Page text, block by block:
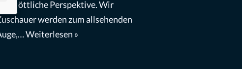
eine göttliche Perspektive. Wir
werden zum allsehenden
Weiterlesen »